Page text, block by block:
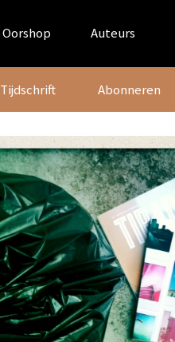
Oorshop Auteurs
Tijdschrift Abonneren